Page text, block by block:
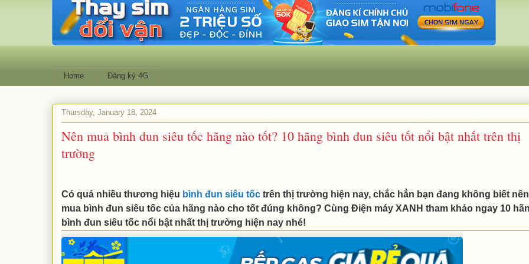
Home Đăng ký 4G
Thursday, January 18, 2024
Nên mua bình đun siêu tốc hãng nào tốt? 10 hãng bình đun siêu tốt nổi bật nhất trên thị
trường
Có quá nhiều thương hiệu bình đun siêu tốctrên thị trường hiện nay, chắc hẳn bạn đang không biết nên
mua bình đun siêu tốc của hãng nào cho tốt đúng không? Cùng Điện máy XANH tham khảo ngay 10
bình đun siêu tốc nổi bật nhất thị trường hiện nay nhé!